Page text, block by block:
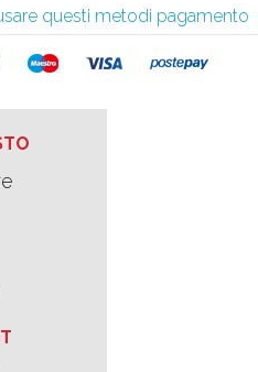
questi metodi pagamento